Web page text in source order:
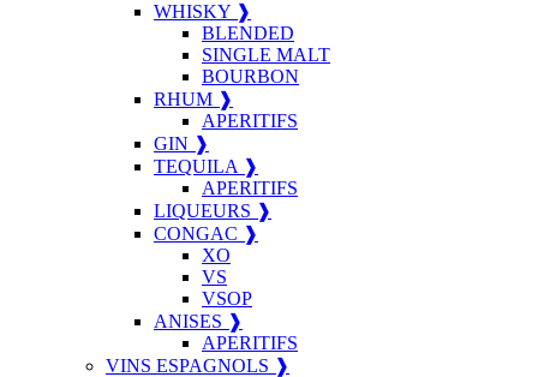
WHISKY ❱
BLENDED
SINGLE MALT
BOURBON
RHUM ❱
APERITIFS
GIN ❱
TEQUILA ❱
APERITIFS
LIQUEURS ❱
CONGAC ❱
XO
VS
VSOP
ANISES ❱
APERITIFS
VINS ESPAGNOLS ❱